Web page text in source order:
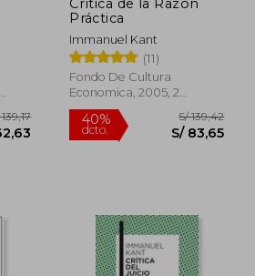
55%
Práctica
Immanuel Kant
(11)
Fondo De Cultura
Economica, 2005, 2
Edición, Tapa Blanda,
Nuevo